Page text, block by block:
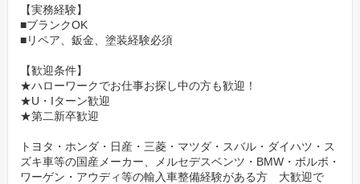
【実務経験】
■ブランクOK
■リペア、鈑金、塗装経験必須
【歓迎条件】
★ハローワークでお仕事お探し中の方も歓迎！
★U・Iターン歓迎
★第二新卒歓迎
トヨタ・ホンダ・日産・三菱・マツダ・スバル・ダイハツ・ス
ズキ車等の国産メーカー、メルセデスベンツ・BMW・ボルボ・
ワーゲン・アウディ等の輸入車整備経験がある方 大歓迎で